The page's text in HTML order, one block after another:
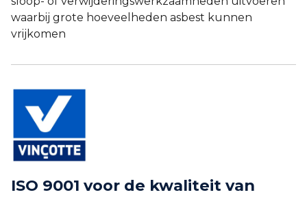
waarbij grote hoeveelheden asbest kunnen
vrijkomen
ISO 9001 voor de kwaliteit van